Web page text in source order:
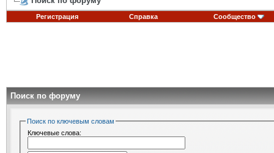
Регистрация Справка Сообщество
Поиск по форуму
Поиск по ключевым словам
Ключевые слова: